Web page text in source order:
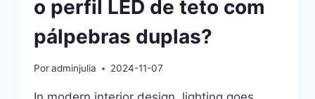
o perfil LED de teto com
pálpebras duplas?
Poradminjulia 2024-11-07